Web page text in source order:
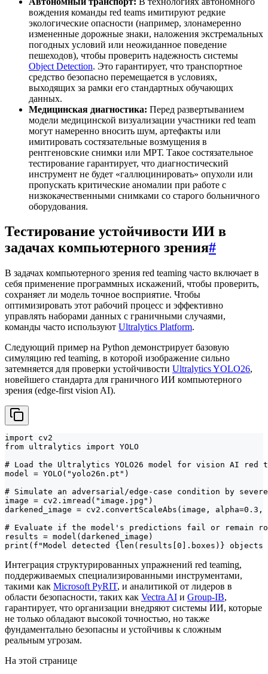
вождения команды red teams имитируют редкие
экологические опасности (например, злонамеренно
измененные дорожные знаки, наложения экстремальных
погодных условий или неожиданное поведение
пешеходов), чтобы проверить надежность системы
Object Detection. Это гарантирует, что транспортное
средство безопасно перемещается в условиях,
выходящих за рамки его стандартных обучающих
данных.
Медицинская диагностика: Перед развертыванием
модели медицинской визуализации участники red team
могут намеренно вносить шум, артефакты или
имитировать состязательные возмущения в
рентгеновские снимки или МРТ. Такое состязательное
тестирование гарантирует, что диагностический
инструмент не будет «галлюцинировать» опухоли или
пропускать критические аномалии при работе с
низкокачественными снимками со старого больничного
оборудования.
Тестирование устойчивости ИИ в
задачах компьютерного зрения#
В задачах компьютерного зрения red teaming часто включает в
себя применение программных искажений, чтобы проверить,
сохраняет ли модель точное восприятие. Чтобы
оптимизировать этот рабочий процесс и эффективно
управлять наборами данных с граничными случаями,
команды часто используют Ultralytics Platform.
Следующий пример на Python демонстрирует базовую
симуляцию red teaming, в которой изображение сильно
затемняется для проверки устойчивости Ultralytics YOLO26,
новейшего стандарта для граничного ИИ компьютерного
зрения (edge-first vision AI).
import cv2
from ultralytics import YOLO
# Load the Ultralytics YOLO26 model for vision AI red
model = YOLO("yolo26n.pt")
# Simulate an adversarial/edge-case condition by
image = cv2.imread("image.jpg")
darkened_image = cv2.convertScaleAbs(image, alpha=0.3,
# Evaluate if the model's predictions fail or remain
results = model(darkened_image)
print(f"Model detected {len(results[0].boxes)}
Интеграция структурированных упражнений red teaming,
поддерживаемых специализированными инструментами,
такими как Microsoft PyRIT, и аналитикой от лидеров в
области безопасности, таких как Vectra AI и Group-IB,
гарантирует, что организации внедряют системы ИИ, которые
не только обладают высокой точностью, но также
фундаментально безопасны и устойчивы к сложным
реальным угрозам.
На этой странице